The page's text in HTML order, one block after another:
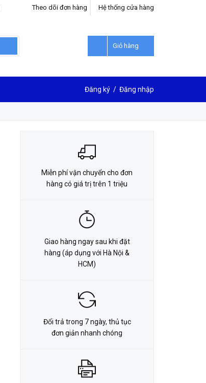
Hệ thống cửa hàng
Theo dõi đơn hàng
Giỏ hàng
Đăng ký / Đăng nhập
LIÊN HỆ ĐẶT HÀNG
Miễn phí vận chuyển cho đơn
hàng có giá trị trên 1 triệu
Giao hàng ngay sau khi đặt
hàng (áp dụng với Hà Nội &
HCM)
Đổi trả trong 7 ngày, thủ tục
đơn giản nhanh chóng